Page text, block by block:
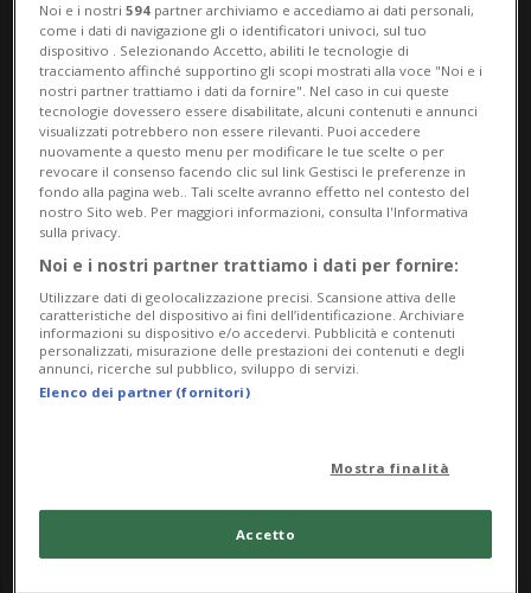
Gli affitti a prezzi accessibili
restano merce rara
Noi e i nostri594 partner archiviamo e accediamo ai dati personali,
come i dati di navigazione gli o identificatori univoci, sul tuo
dispositivo . Selezionando Accetto, abiliti le tecnologie di
tracciamento affinché supportino gli scopi mostrati alla voce "Noi e i
nostri partner trattiamo i dati da fornire". Nel caso in cui queste
tecnologie dovessero essere disabilitate, alcuni contenuti e annunci
visualizzati potrebbero non essere rilevanti. Puoi accedere
nuovamente a questo menu per modificare le tue scelte o per
revocare il consenso facendo clic sul link Gestisci le preferenze in
fondo alla pagina web.. Tali scelte avranno effetto nel contesto del
nostro Sito web. Per maggiori informazioni, consulta l'Informativa
sulla privacy.
Noi e i nostri partner trattiamo i dati per fornire:
Utilizzare dati di geolocalizzazione precisi. Scansione attiva delle
caratteristiche del dispositivo ai fini dell’identificazione. Archiviare
informazioni su dispositivo e/o accedervi. Pubblicità e contenuti
personalizzati, misurazione delle prestazioni dei contenuti e degli
annunci, ricerche sul pubblico, sviluppo di servizi.
Elenco dei partner (fornitori)
Mostra finalità
Accetto